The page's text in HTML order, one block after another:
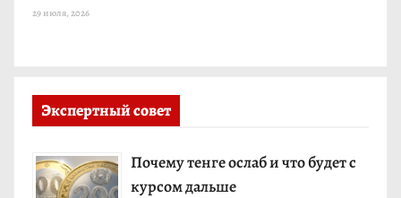
29 июля, 2026
Экспертный совет
Почему тенге ослаб и что будет с
курсом дальше